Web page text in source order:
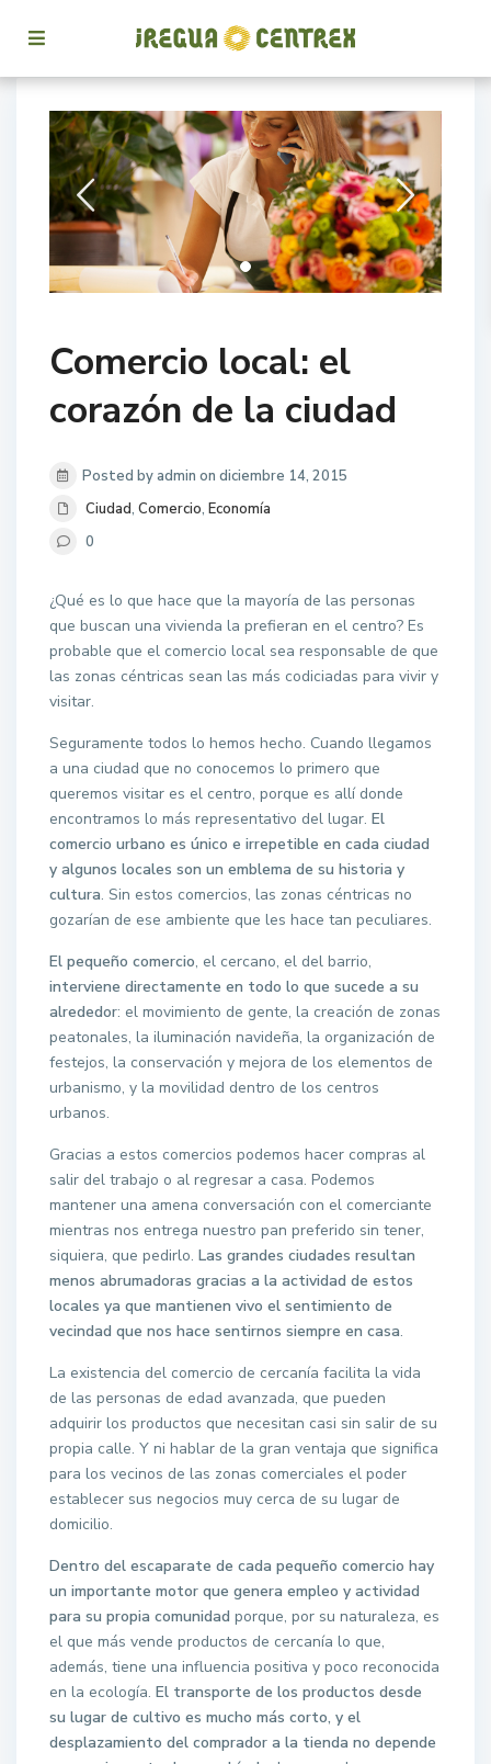
Comercio local: el
corazón de la ciudad
Posted by admin on diciembre 14, 2015
Ciudad,Comercio,Economía
0
¿Qué es lo que hace que la mayoría de las personas
que buscan una vivienda la prefieran en el centro? Es
probable que el comercio local sea responsable de que
las zonas céntricas sean las más codiciadas para vivir y
visitar.
Seguramente todos lo hemos hecho. Cuando llegamos
a una ciudad que no conocemos lo primero que
queremos visitar es el centro, porque es allí donde
encontramos lo más representativo del lugar.El
comercio urbano es único e irrepetible en cada ciudad
y algunos locales son un emblema de su historia y
cultura. Sin estos comercios, las zonas céntricas no
gozarían de ese ambiente que les hace tan peculiares.
El pequeño comercio, el cercano, el del barrio,
interviene directamente en todo lo que sucede a su
alrededor: el movimiento de gente, la creación de zonas
peatonales, la iluminación navideña, la organización de
festejos, la conservación y mejora de los elementos de
urbanismo, y la movilidad dentro de los centros
urbanos.
Gracias a estos comercios podemos hacer compras al
salir del trabajo o al regresar a casa. Podemos
mantener una amena conversación con el comerciante
mientras nos entrega nuestro pan preferido sin tener,
siquiera, que pedirlo.Las grandes ciudades resultan
menos abrumadoras gracias a la actividad de estos
locales ya que mantienen vivo el sentimiento de
vecindad que nos hace sentirnos siempre en casa.
La existencia del comercio de cercanía facilita la vida
de las personas de edad avanzada, que pueden
adquirir los productos que necesitan casi sin salir de su
propia calle. Y ni hablar de la gran ventaja que significa
para los vecinos de las zonas comerciales el poder
establecer sus negocios muy cerca de su lugar de
domicilio.
Dentro del escaparate de cada pequeño comercio hay
un importante motor que genera empleo y actividad
para su propia comunidad porque, por su naturaleza, es
el que más vende productos de cercanía lo que,
además, tiene una influencia positiva y poco reconocida
en la ecología.El transporte de los productos desde
su lugar de cultivo es mucho más corto, y el
desplazamiento del comprador a la tienda no depende